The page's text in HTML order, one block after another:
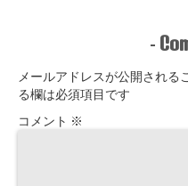
-
メールアドレスが公開される
る欄は必須項目です
コメント ※